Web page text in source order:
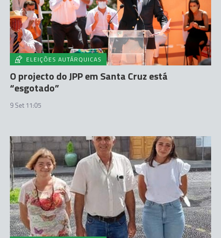
ELEIÇÕES AUTÁRQUICAS
O projecto do JPP em Santa Cruz está
“esgotado”
9 Set 11:05